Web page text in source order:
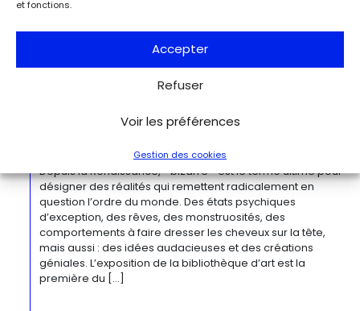
et fonctions.
Accepter
Refuser
Voir les préférences
Gestion des cookies
des environnements bâtis qu’elle a habités à travers ces
œuvres remarquables. Tout au long de sa longue carrière,
l’artiste a puisé son inspiration dans […]
Bizarre ! L’histoire de l’art du mot le
Kulturforum
Depuis la Renaissance, « bizarre » est le terme ultime pour
désigner des réalités qui remettent radicalement en
question l’ordre du monde. Des états psychiques
d’exception, des rêves, des monstruosités, des
comportements à faire dresser les cheveux sur la tête,
mais aussi : des idées audacieuses et des créations
géniales. L’exposition de la bibliothèque d’art est la
première du […]